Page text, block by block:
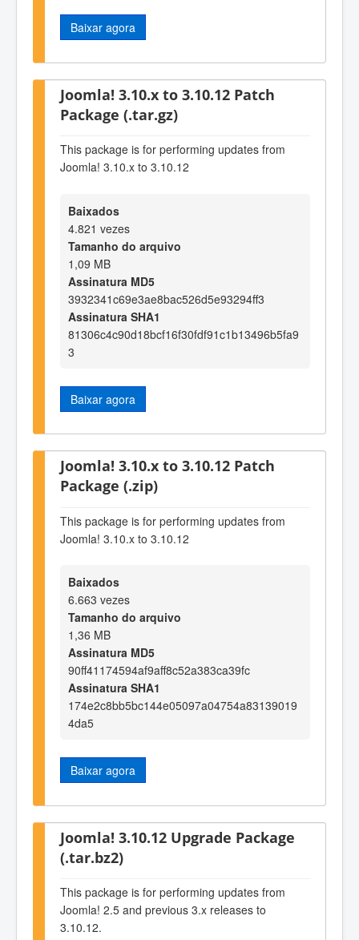
Baixar agora
Joomla! 3.10.x to 3.10.12 Patch
Package (.tar.gz)
This package is for performing updates from
Joomla! 3.10.x to 3.10.12
Baixados
4.821 vezes
Tamanho do arquivo
1,09 MB
Assinatura MD5
3932341c69e3ae8bac526d5e93294ff3
Assinatura SHA1
81306c4c90d18bcf16f30fdf91c1b13496b5fa9
3
Baixar agora
Joomla! 3.10.x to 3.10.12 Patch
Package (.zip)
This package is for performing updates from
Joomla! 3.10.x to 3.10.12
Baixados
6.663 vezes
Tamanho do arquivo
1,36 MB
Assinatura MD5
90ff41174594af9aff8c52a383ca39fc
Assinatura SHA1
174e2c8bb5bc144e05097a04754a83139019
4da5
Baixar agora
Joomla! 3.10.12 Upgrade Package
(.tar.bz2)
This package is for performing updates from
Joomla! 2.5 and previous 3.x releases to
3.10.12.